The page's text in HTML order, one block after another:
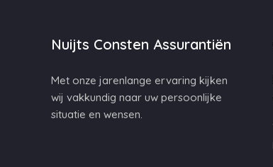
Nuijts Consten Assurantiën
Met onze jarenlange ervaring kijken
wij vakkundig naar uw persoonlijke
situatie en wensen.